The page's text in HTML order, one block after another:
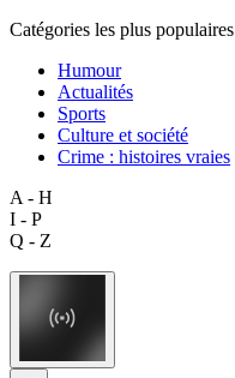
Catégories les plus populaires
Humour
Actualités
Sports
Culture et société
Crime : histoires vraies
A - H
I - P
Q - Z